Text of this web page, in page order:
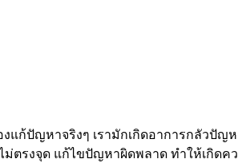
หาจริงๆ เรามักเกิดอาการกลัวปัญหา
รงจุด แก้ไขปัญหาผิดพลาด ทำให้เกิดคว